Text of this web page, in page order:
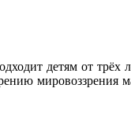
детям от трёх